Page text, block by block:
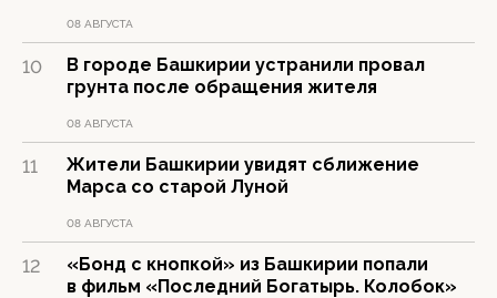
08 АВГУСТА
10
В городе Башкирии устранили провал
грунта после обращения жителя
08 АВГУСТА
11
Жители Башкирии увидят сближение
Марса со старой Луной
08 АВГУСТА
12
«Бонд с кнопкой» из Башкирии попали
в фильм «Последний Богатырь. Колобок»